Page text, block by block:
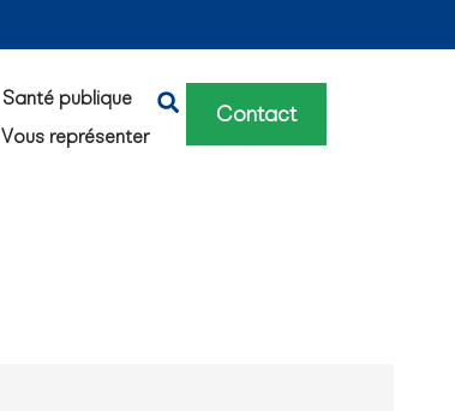
Santé publique
Vous représenter
Contact